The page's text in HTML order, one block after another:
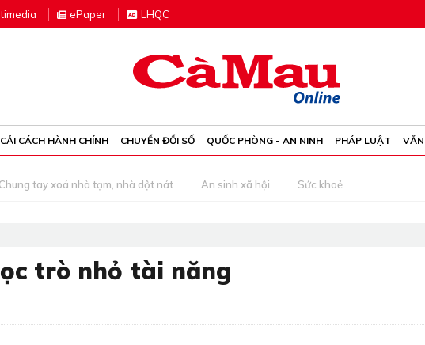
ePaper LHQC
CẢI CÁCH HÀNH CHÍNH CHUYỂN ĐỔI SỐ QUỐC PHÒNG - AN NINH PHÁP LUẬT
Chung tay xoá nhà tạm, nhà dột nát An sinh xã hội Sức khoẻ
trò nhỏ tài năng